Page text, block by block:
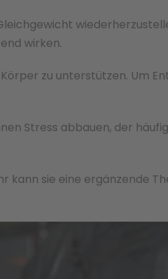
wirken.
zu unterstützen. Um
Stress abbauen, der
kann sie eine ergänzende